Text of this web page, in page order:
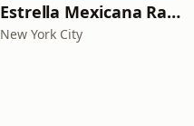
Estrella Mexicana Radio
New York City